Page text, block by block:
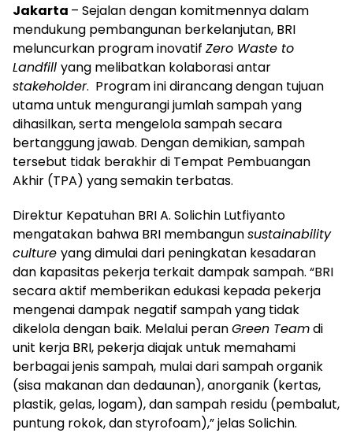
Jakarta – Sejalan dengan komitmennya dalam
mendukung pembangunan berkelanjutan, BRI
meluncurkan program inovatif Zero Waste to
Landfill yang melibatkan kolaborasi antar
stakeholder. Program ini dirancang dengan tujuan
utama untuk mengurangi jumlah sampah yang
dihasilkan, serta mengelola sampah secara
bertanggung jawab. Dengan demikian, sampah
tersebut tidak berakhir di Tempat Pembuangan
Akhir (TPA) yang semakin terbatas.
Direktur Kepatuhan BRI A. Solichin Lutfiyanto
mengatakan bahwa BRI membangunsustainability
culture yang dimulai dari peningkatan kesadaran
dan kapasitas pekerja terkait dampak sampah. “BRI
secara aktif memberikan edukasi kepada pekerja
mengenai dampak negatif sampah yang tidak
dikelola dengan baik. Melalui peranGreen Teamdi
unit kerja BRI, pekerja diajak untuk memahami
berbagai jenis sampah, mulai dari sampah organik
(sisa makanan dan dedaunan), anorganik (kertas,
plastik, gelas, logam), dan sampah residu (pembalut,
puntung rokok, dan styrofoam),” jelas Solichin.